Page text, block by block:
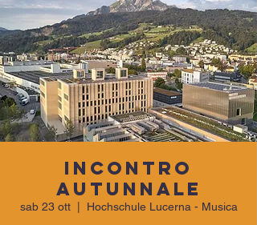
Incontro
autunnale
sab 23 ott
  |
Hochschule Lucerna - Musica